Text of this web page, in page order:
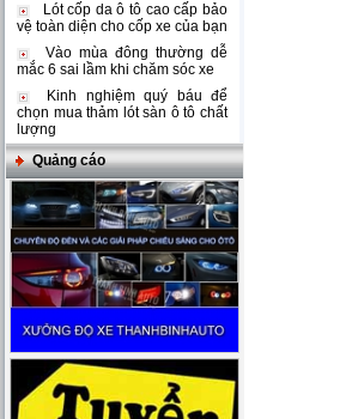
Lót cốp da ô tô cao cấp bảo
vệ toàn diện cho cốp xe của bạn
Vào mùa đông thường dễ
mắc 6 sai lầm khi chăm sóc xe
Kinh nghiệm quý báu để
chọn mua thảm lót sàn ô tô chất
lượng
Quảng cáo